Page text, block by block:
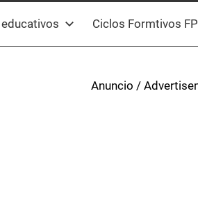
Ciclos Formtivos FP